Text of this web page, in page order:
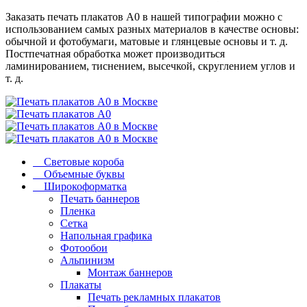
Заказать печать плакатов А0 в нашей типографии можно с
использованием самых разных материалов в качестве основы:
обычной и фотобумаги, матовые и глянцевые основы и т. д.
Постпечатная обработка может производиться
ламинированием, тиснением, высечкой, скруглением углов и
т. д.
Световые короба
Объемные буквы
Широкоформатка
Печать баннеров
Пленка
Сетка
Напольная графика
Фотообои
Альпинизм
Монтаж баннеров
Плакаты
Печать рекламных плакатов